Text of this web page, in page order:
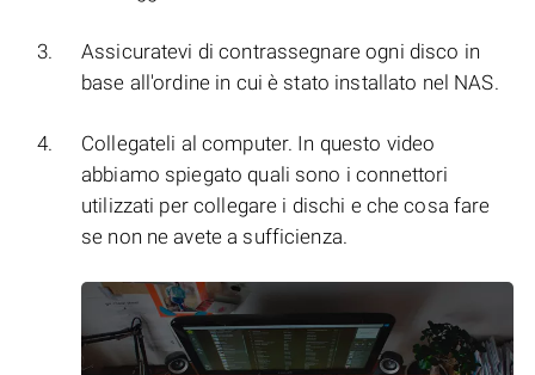
Assicuratevi di contrassegnare ogni disco in
base all'ordine in cui è stato installato nel NAS.
Collegateli al computer. In questo video
abbiamo spiegato quali sono i connettori
utilizzati per collegare i dischi e che cosa fare
se non ne avete a sufficienza.